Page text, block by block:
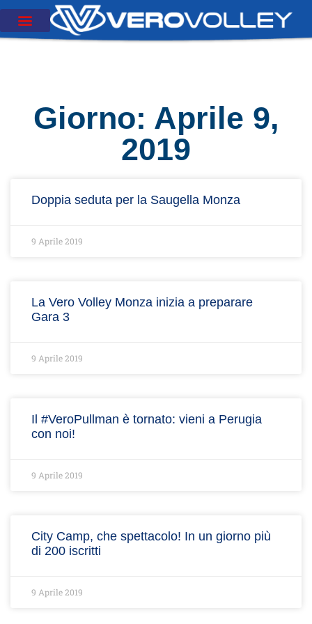
Giorno: Aprile 9,
2019
Doppia seduta per la Saugella Monza
9 Aprile 2019
La Vero Volley Monza inizia a preparare
Gara 3
9 Aprile 2019
Il #VeroPullman è tornato: vieni a Perugia
con noi!
9 Aprile 2019
City Camp, che spettacolo! In un giorno più
di 200 iscritti
9 Aprile 2019